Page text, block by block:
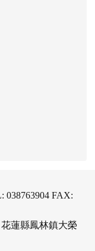
038763904 FAX:
花蓮縣鳳林鎮大榮